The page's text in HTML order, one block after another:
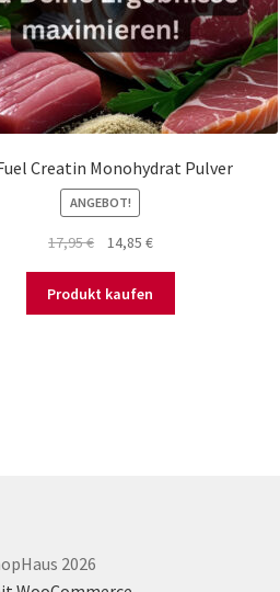
Creatin Monohydrat Pulver
ANGEBOT!
17,95€
Ursprünglicher
war:
17,95 €
14,85 €Aktueller
ist:
14,85 €.
Produkt kaufen
2026